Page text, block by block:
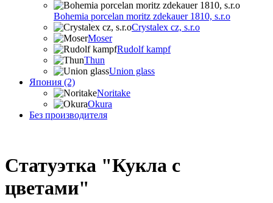
Bohemia porcelan moritz zdekauer 1810, s.r.o
Crystalex cz, s.r.o
Moser
Rudolf kampf
Thun
Union glass
Япония (2)
Noritake
Okura
Без производителя
Статуэтка "Кукла с
цветами"